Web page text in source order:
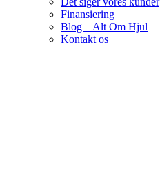
Finansiering
Blog – Alt Om Hjul
Kontakt os